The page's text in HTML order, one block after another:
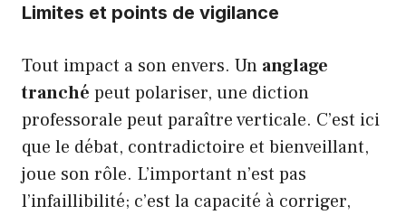
Limites et points de vigilance
Tout impact a son envers. Un anglage
tranché peut polariser, une diction
professorale peut paraître verticale. C’est ici
que le débat, contradictoire et bienveillant,
joue son rôle. L’important n’est pas
l’infaillibilité; c’est la capacité à corriger,